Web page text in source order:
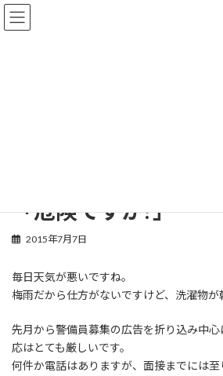
コ
ン
ナ
ビ
「危険ですか?」
2015年7月7日
毎日天気が悪いですね。
梅雨だから仕方がないですけど、洗濯物が
先月から警備員募集の広告を折り込み中
応はとても厳しいです。
何件か電話はありますが、面接までには至